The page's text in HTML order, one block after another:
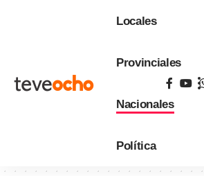
Locales
Provinciales
Nacionales
Política